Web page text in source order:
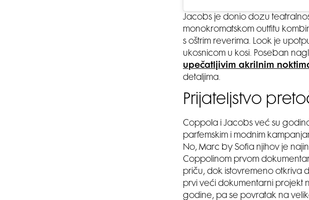
Jacobs je donio dozu
monokromatskom outfitu
s oštrim reverima. Look je
ukosnicom u kosi. Poseban
upečatljivim akrilnim
detaljima.
Prijateljstvo
Coppola i Jacobs već su
parfemskim i modnim
No, Marc by Sofia njihov je
Coppolinom prvom
priču, dok istovremeno otkriva
prvi veći dokumentarni projekt
godine, pa se povratak na